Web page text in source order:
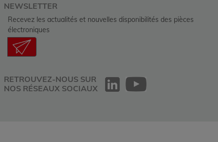
NEWSLETTER
Recevez les actualités et nouvelles disponibilités des pièces
électroniques
RETROUVEZ-NOUS SUR
NOS RÉSEAUX SOCIAUX